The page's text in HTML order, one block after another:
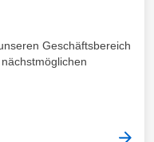
Geschäftsbereich